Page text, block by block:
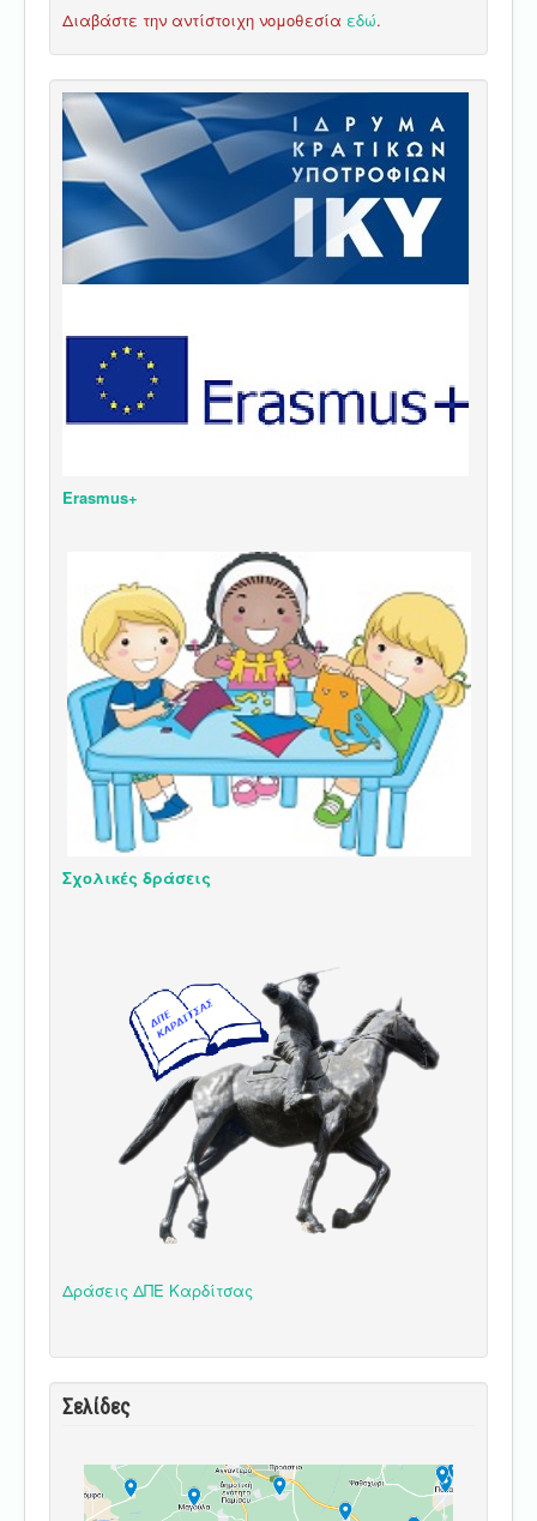
Διαβάστε την αντίστοιχη νομοθεσία εδώ.
Erasmus+
Σχολικές δράσεις
Δράσεις ΔΠΕ Καρδίτσας
Σελίδες